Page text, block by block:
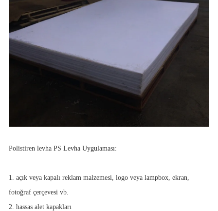
Polistiren levha PS Levha Uygulaması:
1. açık veya kapalı reklam malzemesi, logo veya lampbox, ekran,
fotoğraf çerçevesi vb.
2. hassas alet kapakları